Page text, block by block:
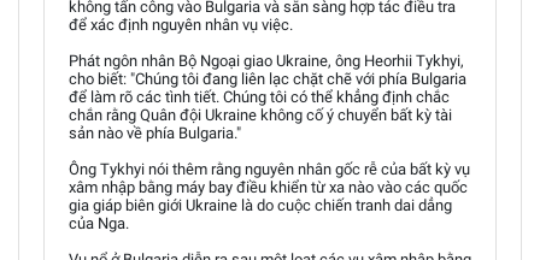
không tấn công vào Bulgaria và sẵn sàng hợp tác điều tra
để xác định nguyên nhân vụ việc.
Phát ngôn nhân Bộ Ngoại giao Ukraine, ông Heorhii Tykhyi,
cho biết: "Chúng tôi đang liên lạc chặt chẽ với phía Bulgaria
để làm rõ các tình tiết. Chúng tôi có thể khẳng định chắc
chắn rằng Quân đội Ukraine không cố ý chuyển bất kỳ tài
sản nào về phía Bulgaria."
Ông Tykhyi nói thêm rằng nguyên nhân gốc rễ của bất kỳ vụ
xâm nhập bằng máy bay điều khiển từ xa nào vào các quốc
gia giáp biên giới Ukraine là do cuộc chiến tranh dai dẳng
của Nga.